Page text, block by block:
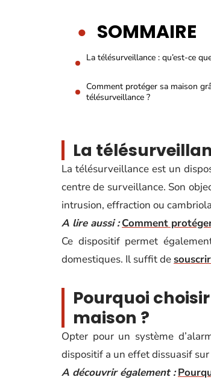
SOMMAIRE
La télésurveillance : qu’est-ce
Comment protéger sa maison
télésurveillance ?
La
La télésurveillance est un
centre de surveillance. Son
intrusion, effraction ou
A lire aussi : Comment
Ce dispositif permet
domestiques. Il suffit de
Pourquoi
maison ?
Opter pour un système
dispositif a un effet dissuasif
A découvrir également :